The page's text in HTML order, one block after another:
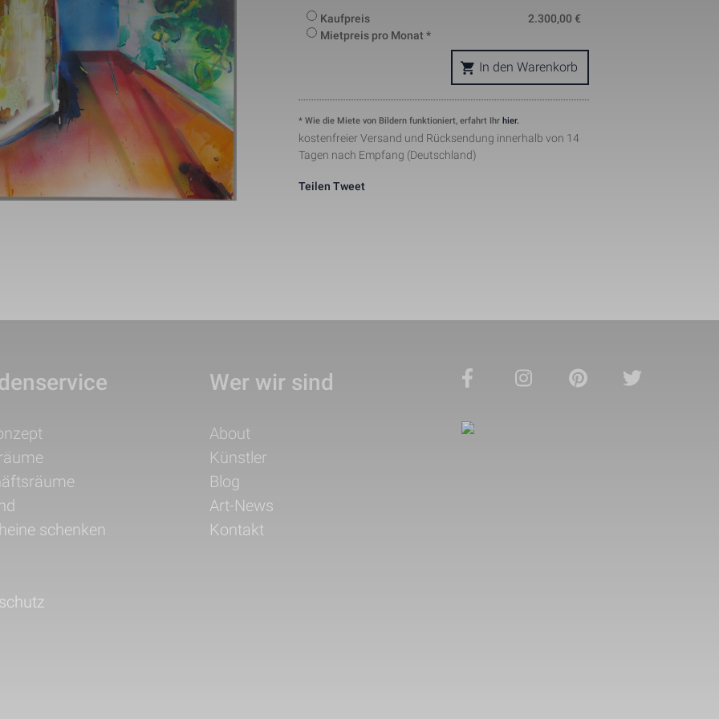
Kaufpreis 2.300,00 €
Mietpreis pro Monat *
In den Warenkorb
* Wie die Miete von Bildern funktioniert, erfahrt Ihr hier.
kostenfreier Versand und Rücksendung innerhalb von 14
Tagen nach Empfang (Deutschland)
Teilen Tweet
schenken
Wer wir sind
Navigation
überspringen
About
Künstler
Blog
Art-News
Kontakt
number to identify unique visitors.
Statistik
This cookie is installed by Google Analytics. The cookie is used
to store information of how visitors use a website and helps in
creating an analytics report of how the wbsite is doing. The data
collected including the number visitors, the source where they
have come from, and the pages viisted in an anonymous form.
1 Notwendig 1 Minute
This is a pattern type cookie set by Google Analytics, where the
pattern element on the name contains the unique identity
number of the account or website it relates to. It appears to be a
variation of the _gat cookie which is used to limit the amount of
data recorded by Google on high traffic volume websites.
This cookie is set by Facebook to deliver advertisement when
they are on Facebook or a digital platform powered by Facebook
advertising after visiting this website.
The cookie is set by Facebook to show relevant advertisments to